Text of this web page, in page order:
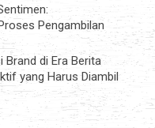
Pengambilan
Brand di Era Berita
yang Harus Diambil